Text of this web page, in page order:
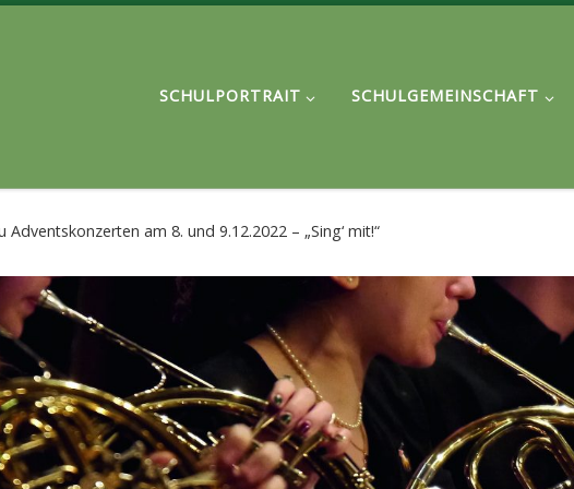
SCHULPORTRAIT SCHULGEMEINSCHAFT
Adventskonzerten am 8. und 9.12.2022 – „Sing‘ mit!“